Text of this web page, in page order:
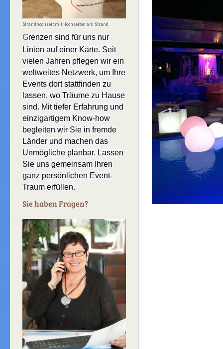
Strandhochzeit mit Hochzeiten am Strand
Grenzen sind für uns nur
Linien auf einer Karte. Seit
vielen Jahren pflegen wir ein
weltweites Netzwerk, um Ihre
Events dort stattfinden zu
lassen, wo Träume zu Hause
sind. Mit tiefer Erfahrung und
einzigartigem Know-how
begleiten wir Sie in fremde
Länder und machen das
Unmögliche planbar. Lassen
Sie uns gemeinsam Ihren
ganz persönlichen Event-
Traum erfüllen.
Sie haben Fragen?